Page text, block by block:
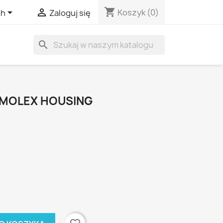
  Zaloguj się shopping_cart Koszyk (0)
search
HOUSING